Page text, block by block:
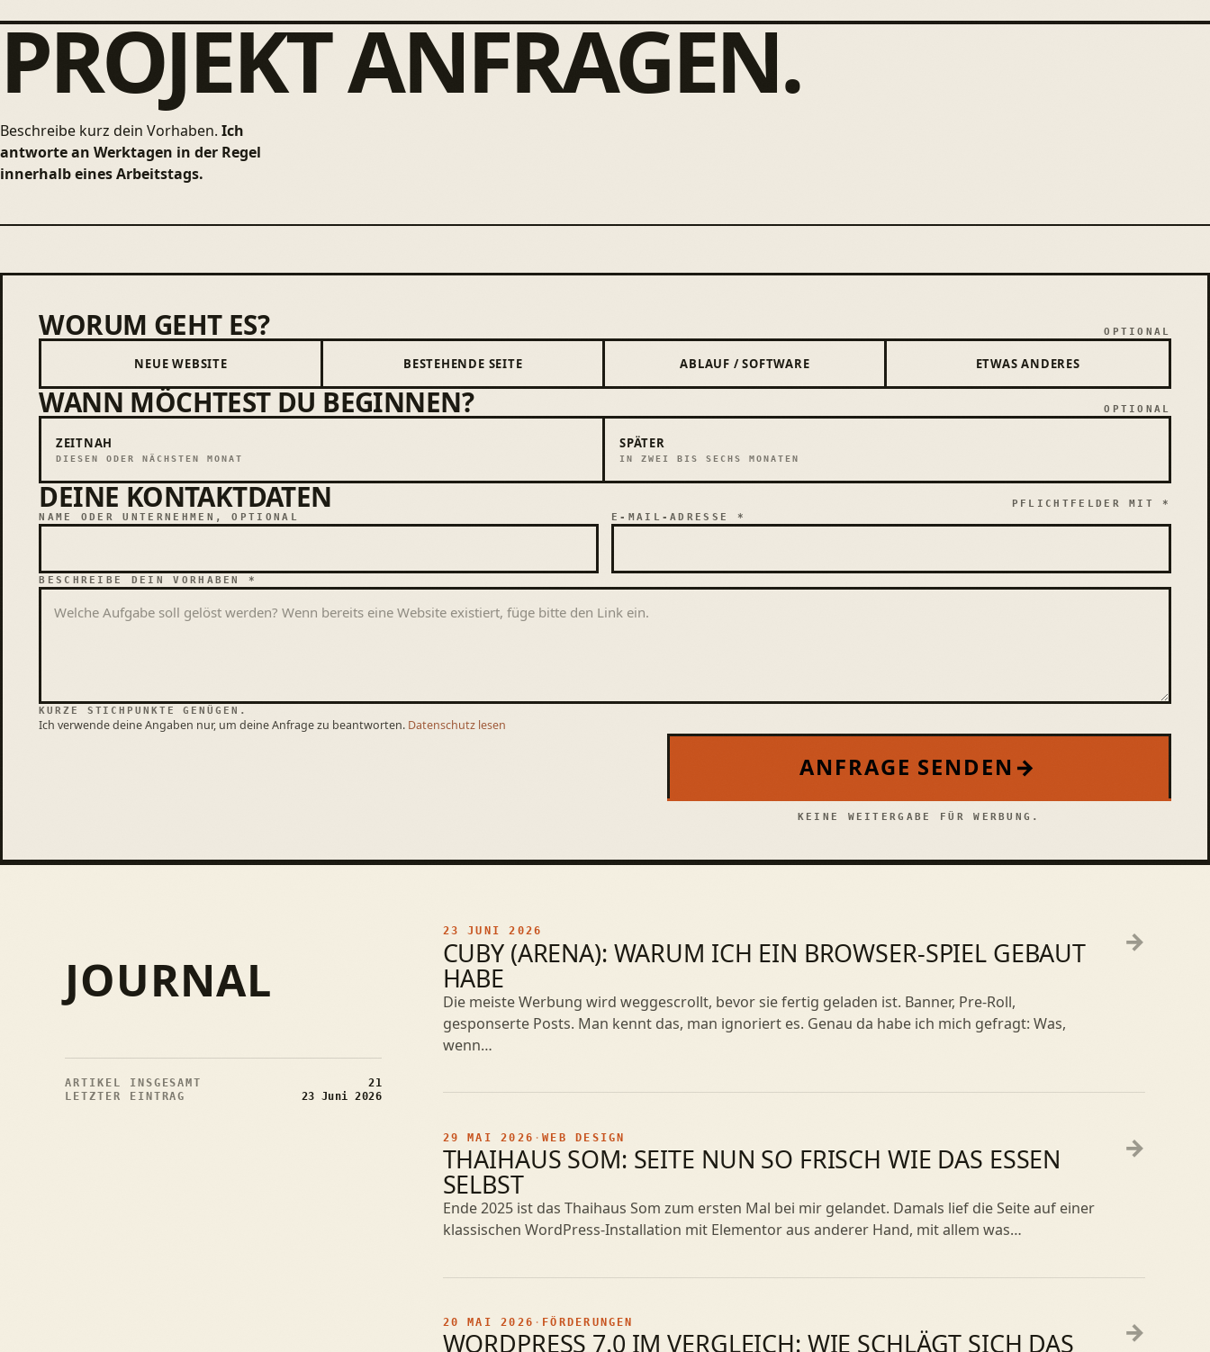
PROJEKT ANFRAGEN.
Beschreibe kurz dein Vorhaben. Ich
antworte an Werktagen in der Regel
innerhalb eines Arbeitstags.
Bitte leer lassen
Worum geht es?
WORUM GEHT ES? OPTIONAL
NEUE WEBSITE BESTEHENDE SEITE ABLAUF / SOFTWARE ETWAS ANDERES
Wann möchtest du beginnen?
WANN MÖCHTEST DU BEGINNEN? OPTIONAL
ZEITNAH
DIESEN ODER NÄCHSTEN MONAT
SPÄTER
IN ZWEI BIS SECHS MONATEN
Deine Kontaktdaten
DEINE KONTAKTDATEN
PFLICHTFELDER MIT *
NAME ODER UNTERNEHMEN, OPTIONAL
E-MAIL-ADRESSE *
BESCHREIBE DEIN VORHABEN *
KURZE STICHPUNKTE GENÜGEN.
Ich verwende deine Angaben nur, um deine Anfrage zu beantworten. Datenschutz lesen
ANFRAGE SENDEN →
KEINE WEITERGABE FÜR WERBUNG.
JOURNAL
ARTIKEL INSGESAMT
21
LETZTER EINTRAG
23 Juni 2026
23 JUNI 2026
CUBY (ARENA): WARUM ICH EIN BROWSER-SPIEL GEBAUT
HABE
Die meiste Werbung wird weggescrollt, bevor sie fertig geladen ist. Banner, Pre-Roll,
gesponserte Posts. Man kennt das, man ignoriert es. Genau da habe ich mich gefragt: Was,
wenn…
→
29 MAI 2026 ·WEB DESIGN
THAIHAUS SOM: SEITE NUN SO FRISCH WIE DAS ESSEN
SELBST
Ende 2025 ist das Thaihaus Som zum ersten Mal bei mir gelandet. Damals lief die Seite auf einer
klassischen WordPress-Installation mit Elementor aus anderer Hand, mit allem was…
→
20 MAI 2026 · FÖRDERUNGEN
WORDPRESS 7.0 IM VERGLEICH: WIE SCHLÄGT SICH DAS →